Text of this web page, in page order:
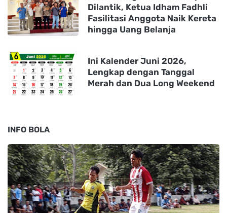
Dilantik, Ketua Idham Fadhli
Fasilitasi Anggota Naik Kereta
hingga Uang Belanja
Ini Kalender Juni 2026,
Lengkap dengan Tanggal
Merah dan Dua Long Weekend
INFO BOLA